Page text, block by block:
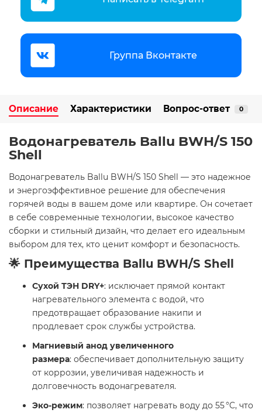
Группа Вконтакте
Описание Характеристики Вопрос-ответ 0
Водонагреватель Ballu BWH/S 150
Shell
Водонагреватель Ballu BWH/S 150 Shell — это надежное
и энергоэффективное решение для обеспечения
горячей воды в вашем доме или квартире. Он сочетает
в себе современные технологии, высокое качество
сборки и стильный дизайн, что делает его идеальным
выбором для тех, кто ценит комфорт и безопасность.​
🌟 Преимущества Ballu BWH/S Shell
Сухой ТЭН DRY+: исключает прямой контакт
нагревательного элемента с водой, что
предотвращает образование накипи и
продлевает срок службы устройства.
Магниевый анод увеличенного
размера: обеспечивает дополнительную защиту
от коррозии, увеличивая надежность и
долговечность водонагревателя.
Эко-режим: позволяет нагревать воду до 55 °C, что